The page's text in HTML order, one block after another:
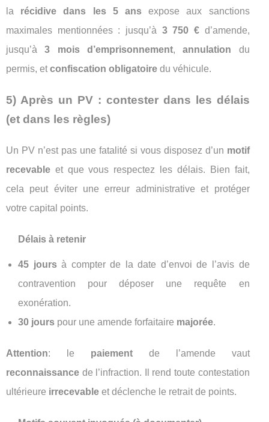
la récidive dans les 5 ans expose aux sanctions
maximales mentionnées : jusqu’à 3 750 €d’amende,
jusqu’à3 mois d’emprisonnement,annulation du
permis, et confiscation obligatoire du véhicule.
5) Après un PV : contester dans les délais
(et dans les règles)
Un PV n’est pas une fatalité si vous disposez d’un motif
recevable et que vous respectez les délais. Bien fait,
cela peut éviter une erreur administrative et protéger
votre capital points.
Délais à retenir
45 joursà compter de la date d’envoi de l’avis de
contravention pour déposer une requête en
exonération.
30 jours pour une amende forfaitaire majorée.
Attention: le paiementde l’amende vaut
reconnaissance de l’infraction. Il rend toute contestation
ultérieure irrecevable et déclenche le retrait de points.